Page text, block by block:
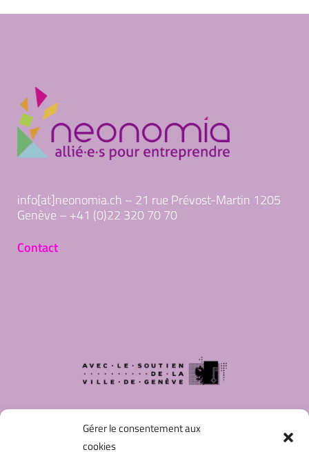
Gérer le consentement aux
cookies
info[at]neonomia.ch – 21 rue Prévost-Martin 1205
Genève – +41 (0)22 320 70 70
Contact